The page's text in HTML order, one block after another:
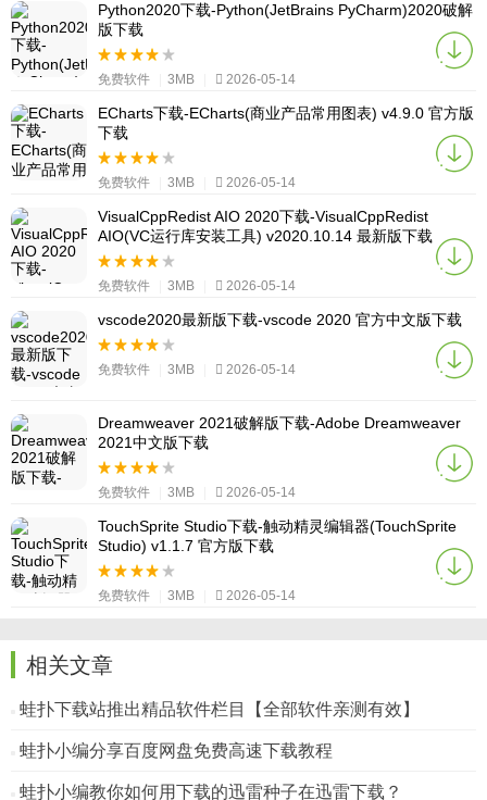
Python2020下载-Python(JetBrains PyCharm)2020破解
版下载
免费软件 3MB 2026-05-14
ECharts下载-ECharts(商业产品常用图表) v4.9.0 官方版
下载
免费软件 3MB 2026-05-14
VisualCppRedist AIO 2020下载-VisualCppRedist
AIO(VC运行库安装工具) v2020.10.14 最新版下载
免费软件 3MB 2026-05-14
vscode2020最新版下载-vscode 2020 官方中文版下载
免费软件 3MB 2026-05-14
Dreamweaver 2021破解版下载-Adobe Dreamweaver
2021中文版下载
免费软件 3MB 2026-05-14
TouchSprite Studio下载-触动精灵编辑器(TouchSprite
Studio) v1.1.7 官方版下载
免费软件 3MB 2026-05-14
相关文章
蛙扑下载站推出精品软件栏目【全部软件亲测有效】
蛙扑小编分享百度网盘免费高速下载教程
蛙扑小编教你如何用下载的迅雷种子在迅雷下载？